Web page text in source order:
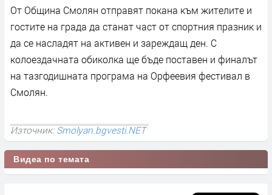
От Община Смолян отправят покана към жителите и
гостите на града да станат част от спортния празник и
да се насладят на активен и зареждащ ден. С
колоездачната обиколка ще бъде поставен и финалът
на тазгодишната програма на Орфеевия фестивал в
Смолян.
Източник:Smolyan.bgvesti.NET
Видеа по темата